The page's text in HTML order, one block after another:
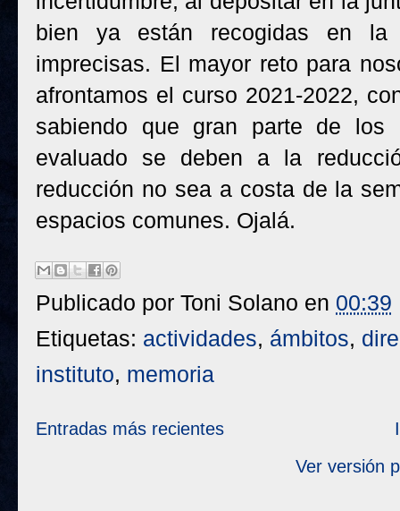
bien ya están recogidas en la
imprecisas. El mayor reto para
afrontamos el curso 2021-2022,
sabiendo que gran parte de los
evaluado se deben a la
reducción no sea a costa de la
espacios comunes. Ojalá.
Publicado por Toni Solano en 00:39
Etiquetas: actividades, ámbitos,
instituto, memoria
Entradas más recientes
Ver versión